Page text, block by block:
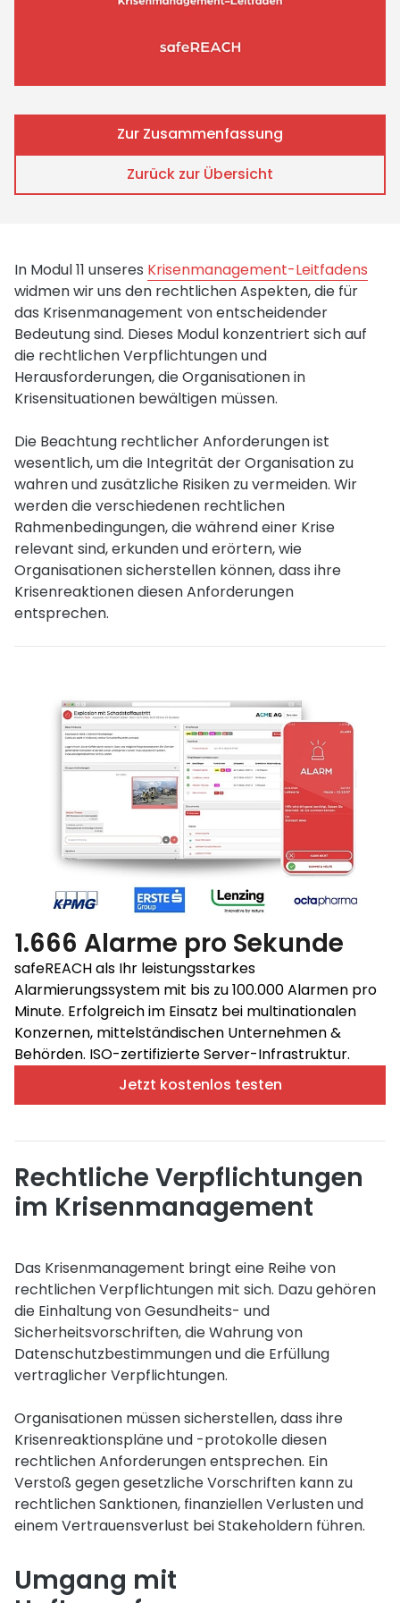
Zur Zusammenfassung
Zurück zur Übersicht
In Modul 11 unseres Krisenmanagement-Leitfadens
widmen wir uns den rechtlichen Aspekten, die für
das Krisenmanagement von entscheidender
Bedeutung sind. Dieses Modul konzentriert sich auf
die rechtlichen Verpflichtungen und
Herausforderungen, die Organisationen in
Krisensituationen bewältigen müssen.
Die Beachtung rechtlicher Anforderungen ist
wesentlich, um die Integrität der Organisation zu
wahren und zusätzliche Risiken zu vermeiden. Wir
werden die verschiedenen rechtlichen
Rahmenbedingungen, die während einer Krise
relevant sind, erkunden und erörtern, wie
Organisationen sicherstellen können, dass ihre
Krisenreaktionen diesen Anforderungen
entsprechen.
1.666 Alarme pro Sekunde
safeREACH als Ihr leistungsstarkes
Alarmierungssystem mit bis zu 100.000 Alarmen pro
Minute. Erfolgreich im Einsatz bei multinationalen
Konzernen, mittelständischen Unternehmen &
Behörden. ISO-zertifizierte Server-Infrastruktur.
Jetzt kostenlos testen
Rechtliche Verpflichtungen
im Krisenmanagement
Das Krisenmanagement bringt eine Reihe von
rechtlichen Verpflichtungen mit sich. Dazu gehören
die Einhaltung von Gesundheits- und
Sicherheitsvorschriften, die Wahrung von
Datenschutzbestimmungen und die Erfüllung
vertraglicher Verpflichtungen.
Organisationen müssen sicherstellen, dass ihre
Krisenreaktionspläne und -protokolle diesen
rechtlichen Anforderungen entsprechen. Ein
Verstoß gegen gesetzliche Vorschriften kann zu
rechtlichen Sanktionen, finanziellen Verlusten und
einem Vertrauensverlust bei Stakeholdern führen.
Umgang mit